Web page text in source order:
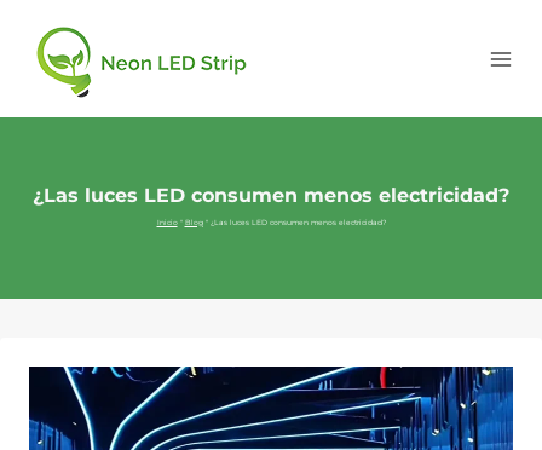
¿Las luces LED consumen menos electricidad?
Inicio" Blog" ¿Las luces LED consumen menos electricidad?